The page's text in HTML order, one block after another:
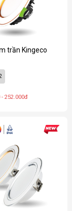
trần Kingeco
- 252.000đ